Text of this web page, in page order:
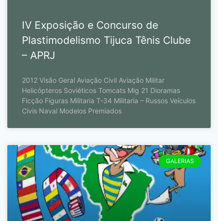
IV Exposição e Concurso de
Plastimodelismo Tijuca Tênis Clube
– APRJ
2012 Visão Geral Aviação Civil Aviação Militar
Helicópteros Soviéticos Tomcats Mig 21 Dioramas
Ficção Figuras Militaria T-34 Militaria – Russos Veículos
Civis Naval Modelos Premiados
GALERIAS